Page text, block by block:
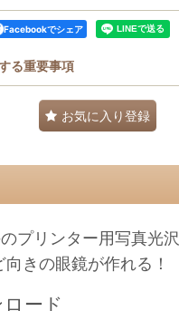
Facebookでシェア
る重要事項
お気に入り登録
プリンター用写真光
向きの眼鏡が作れる ！
ード